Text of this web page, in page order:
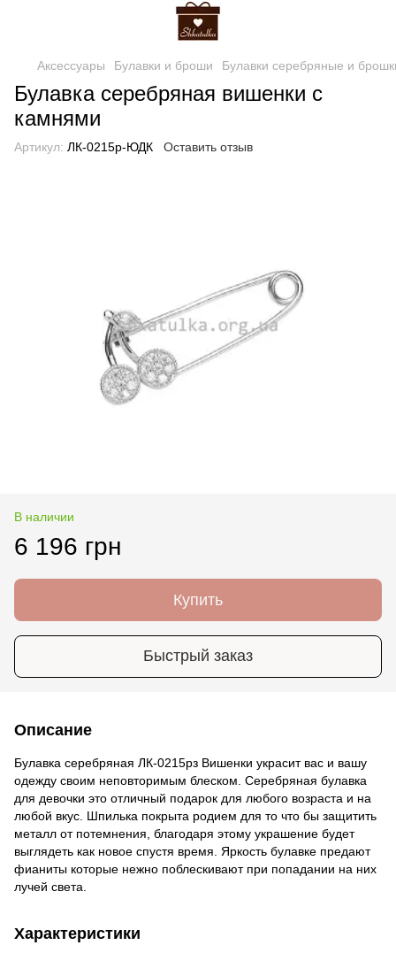
Аксессуары Булавки и броши Булавки серебряные и
Булавка серебряная вишенки с
камнями
Артикул: ЛК-0215р-ЮДК Оставить отзыв
В наличии
6 196 грн
Купить
Быстрый заказ
Описание
Булавка серебряная ЛК-0215рз Вишенки украсит вас и вашу
одежду своим неповторимым блеском. Серебряная булавка
для девочки это отличный подарок для любого возраста и на
любой вкус. Шпилька покрыта родием для то что бы защитить
металл от потемнения, благодаря этому украшение будет
выглядеть как новое спустя время. Яркость булавке предают
фианиты которые нежно поблескивают при попадании на них
лучей света.
Характеристики